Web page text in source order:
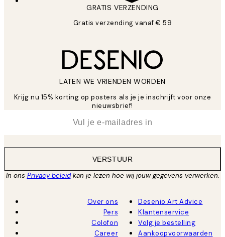
GRATIS VERZENDING
Gratis verzending vanaf € 59
LATEN WE VRIENDEN WORDEN
Krijg nu 15% korting op posters als je je inschrijft voor onze
nieuwsbrief!
VERSTUUR
In ons Privacy beleidkan je lezen hoe wij jouw gegevens verwerken.
Over ons
Pers
Colofon
Career
Desenio Art Advice
Klantenservice
Volg je bestelling
Aankoopvoorwaarden